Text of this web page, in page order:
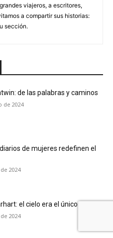
viajeros, a escritores,
a compartir sus historias:
sección.
de las palabras y caminos
de 2024
de mujeres redefinen el
2024
el cielo era el único límite
2024